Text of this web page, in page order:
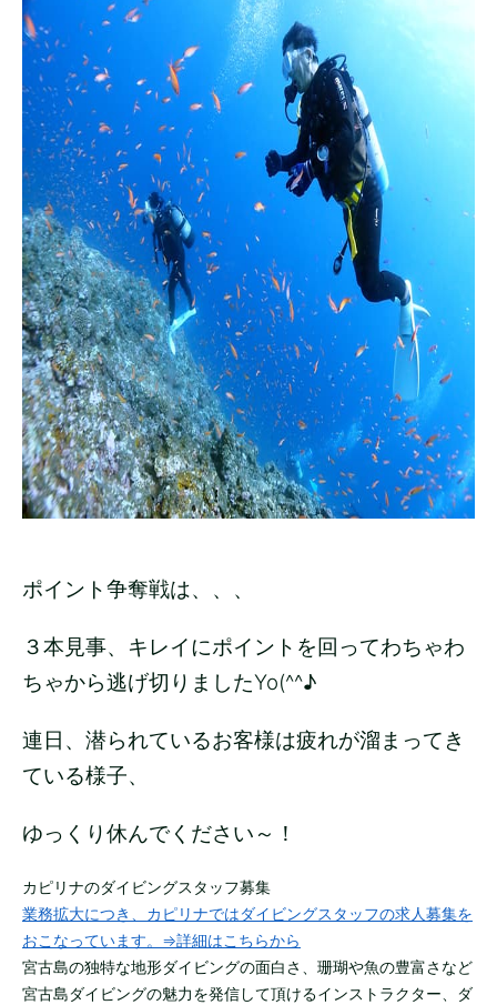
ポイント争奪戦は、、、
３本見事、キレイにポイントを回ってわちゃわ
ちゃから逃げ切りましたYo(^^♪
連日、潜られているお客様は疲れが溜まってき
ている様子、
ゆっくり休んでください～！
カピリナのダイビングスタッフ募集
業務拡大につき、カピリナではダイビングスタッフの求人募集を
おこなっています。⇒詳細はこちらから
宮古島の独特な地形ダイビングの面白さ、珊瑚や魚の豊富さなど
宮古島ダイビングの魅力を発信して頂けるインストラクター、ダ